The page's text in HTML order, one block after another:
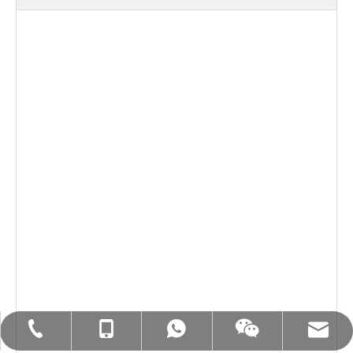
Tel：+86-577-88627766
暴徒：+86- 18858715170
WA：0086 18858715170
wechat
メール：hl@hualian.biz